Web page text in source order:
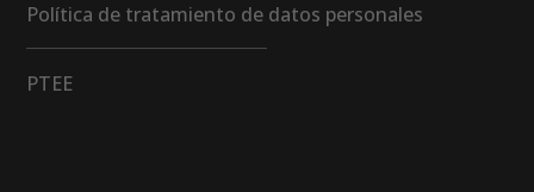
Política de tratamiento de datos personales
PTEE